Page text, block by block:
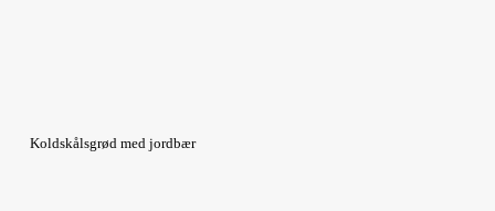
Koldskålsgrød med jordbær